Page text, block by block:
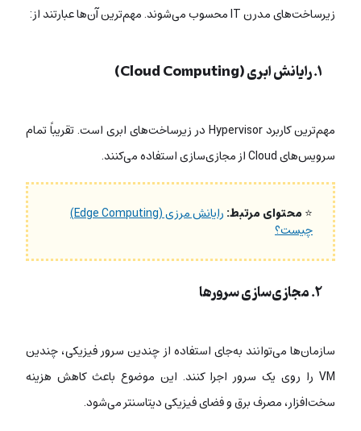
زیرساخت‌های مدرن IT محسوب می‌شوند. مهم‌ترین آن‌ها عبارتند از:
۱. رایانش ابری (Cloud Computing)
مهم‌ترین کاربرد Hypervisor در زیرساخت‌های ابری است. تقریباً تمام
سرویس‌های Cloud از مجازی‌سازی استفاده می‌کنند.
⭐محتوای مرتبط: رایانش مرزی (Edge Computing)
چیست؟
۲. مجازی‌سازی سرورها
سازمان‌ها می‌توانند به‌جای استفاده از چندین سرور فیزیکی، چندین
VM را روی یک سرور اجرا کنند. این موضوع باعث کاهش هزینه
سخت‌افزار، مصرف برق و فضای فیزیکی دیتاسنتر می‌شود.